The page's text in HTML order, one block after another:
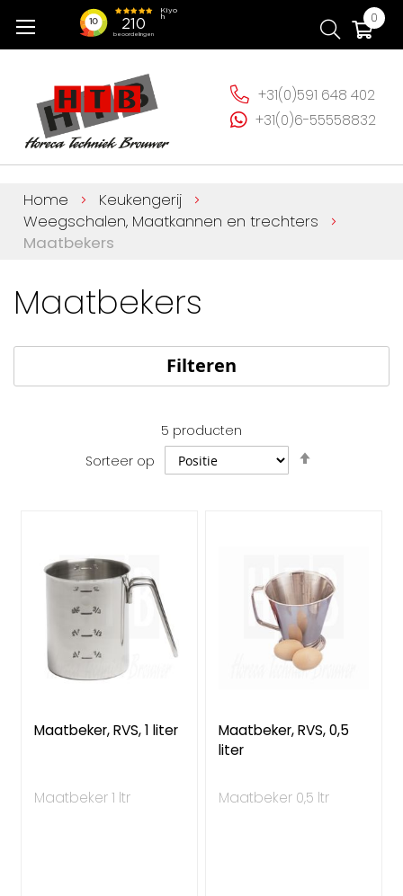
naar
0
+31(0)591 648 402
+31(0)6-55558832
Home
Keukengerij
Weegschalen, Maatkannen en trechters
Maatbekers
Maatbekers
Filteren
5 producten
Sorteer op
Maatbeker, RVS, 1 liter
Maatbeker 1 ltr
Maatbeker, RVS, 0,5
liter
Maatbeker 0,5 ltr